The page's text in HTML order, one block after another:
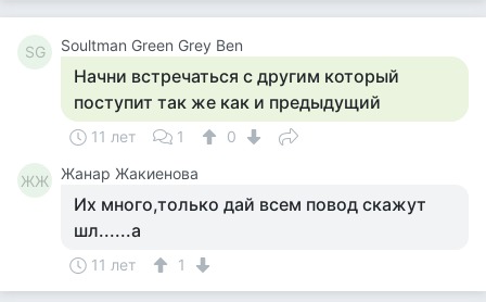
SG Soultman Green Grey Ben
Начни встречаться с другим который
поступит так же как и предыдущий
11 лет 1 0
ЖЖ Жанар Жакиенова
Их много,только дай всем повод скажут
шл......а
11 лет 1